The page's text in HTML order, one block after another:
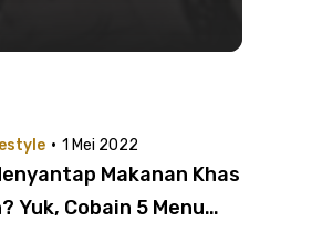
· 1 Mei 2022
Makanan Khas
Yuk, Cobain 5 Menu